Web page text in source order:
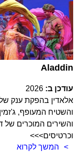
Aladdin
עודכן ב: 2026
והשטיח המעופף,
והשירים המוכרים
וכרטיסים>>>
המשך לקרוא